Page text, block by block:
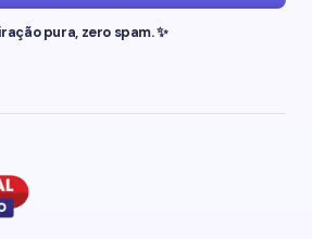
pura, zero spam. ✨